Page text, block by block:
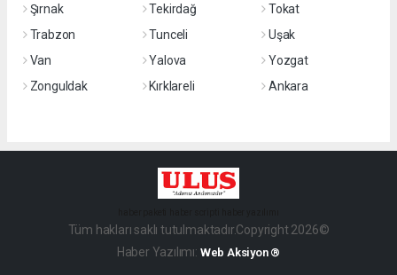
Şırnak
Tekirdağ
Tokat
Trabzon
Tunceli
Uşak
Van
Yalova
Yozgat
Zonguldak
Kırklareli Ankara
Tüm hakları saklı tutulmaktadır.Copyright 2026©
Haber Yazılımı: Web Aksiyon ®